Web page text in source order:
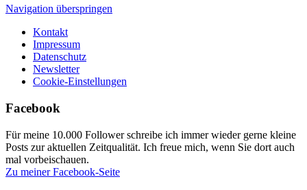
Navigation überspringen
Kontakt
Impressum
Datenschutz
Newsletter
Cookie-Einstellungen
Facebook
Für meine 10.000 Follower schreibe ich immer wieder gerne kleine
Posts zur aktuellen Zeitqualität. Ich freue mich, wenn Sie dort auch
mal vorbeischauen.
Zu meiner Facebook-Seite